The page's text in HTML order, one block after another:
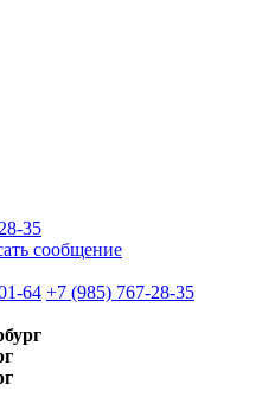
35
сообщение
64 +7 (985) 767-28-35